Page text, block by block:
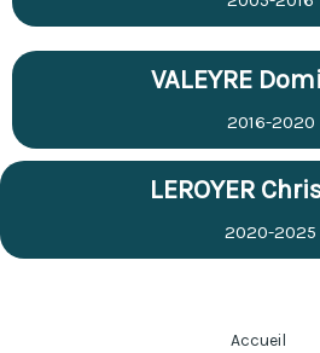
VALEYRE
2016-2020
LEROYER
2020-2025
Accueil